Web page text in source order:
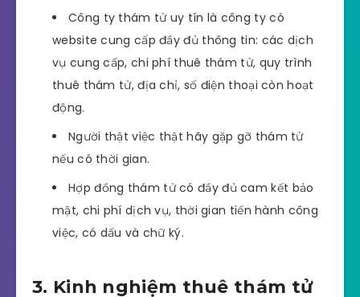
Công ty thám tử uy tín là công ty có
website cung cấp đầy đủ thông tin: các dịch
vụ cung cấp, chi phí thuê thám tử, quy trình
thuê thám tử, địa chỉ, số điện thoại còn hoạt
động.
Người thật việc thật hãy gặp gỡ thám tử
nếu có thời gian.
Hợp đồng thám tử có đầy đủ cam kết bảo
mật, chi phí dịch vụ, thời gian tiến hành công
việc, có dấu và chữ ký.
3. Kinh nghiệm thuê thám tử